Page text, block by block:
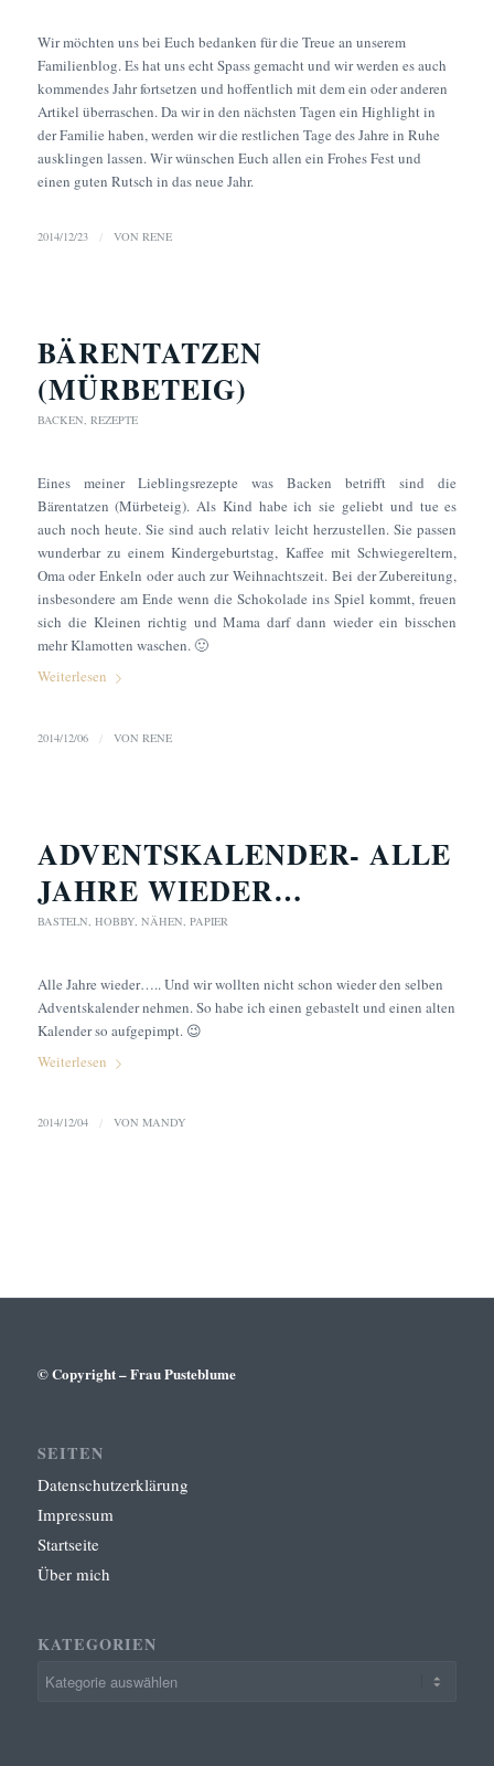
Wir möchten uns bei Euch bedanken für die Treue an unserem
Familienblog. Es hat uns echt Spass gemacht und wir werden es auch
kommendes Jahr fortsetzen und hoffentlich mit dem ein oder anderen
Artikel überraschen. Da wir in den nächsten Tagen ein Highlight in
der Familie haben, werden wir die restlichen Tage des Jahre in Ruhe
ausklingen lassen. Wir wünschen Euch allen ein Frohes Fest und
einen guten Rutsch in das neue Jahr.
2014/12/23 / VON RENE
BÄRENTATZEN
(MÜRBETEIG)
BACKEN, REZEPTE
Eines meiner Lieblingsrezepte was Backen betrifft sind die
Bärentatzen (Mürbeteig). Als Kind habe ich sie geliebt und tue es
auch noch heute. Sie sind auch relativ leicht herzustellen. Sie passen
wunderbar zu einem Kindergeburtstag, Kaffee mit Schwiegereltern,
Oma oder Enkeln oder auch zur Weihnachtszeit. Bei der Zubereitung,
insbesondere am Ende wenn die Schokolade ins Spiel kommt, freuen
sich die Kleinen richtig und Mama darf dann wieder ein bisschen
mehr Klamotten waschen. 🙂
Weiterlesen
2014/12/06 / VON RENE
ADVENTSKALENDER- ALLE
JAHRE WIEDER…
BASTELN HOBBY, NÄHEN PAPIER
Alle Jahre wieder….. Und wir wollten nicht schon wieder den selben
Adventskalender nehmen. So habe ich einen gebastelt und einen alten
Kalender so aufgepimpt. 😉
Weiterlesen
2014/12/04 / VON MANDY
© Copyright – Frau Pusteblume
SEITEN
Datenschutzerklärung
Impressum
Startseite
Über mich
KATEGORIEN